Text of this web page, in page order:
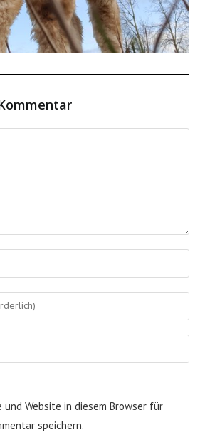
und Website in diesem Browser für
speichern.